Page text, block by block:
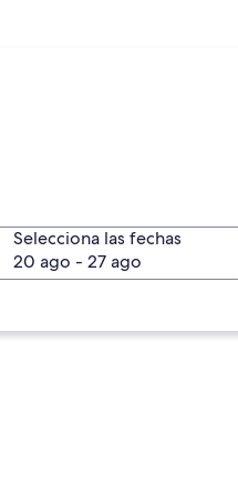
Selecciona las fechas
20 ago - 27 ago